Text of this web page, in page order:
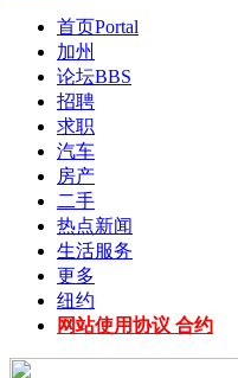
首页Portal
加州
论坛BBS
招聘
求职
汽车
房产
二手
热点新闻
生活服务
更多
纽约
网站使用协议 合约